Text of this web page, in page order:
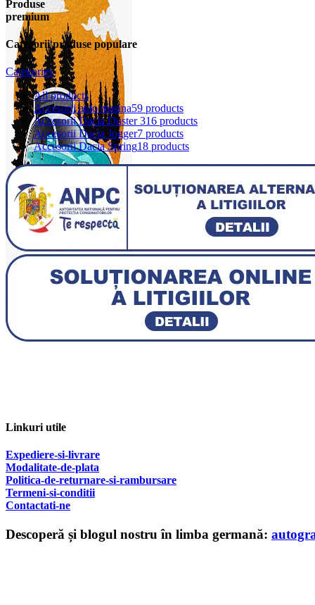
0,00lei
Produse
premium
Categorii produse populare
Categories
Allproducts
Accesorii auto masina59 products
Accesorii Dacia Duster 316 products
Accesorii Dacia Jogger7 products
Accesorii Dacia Spring18 products
Linkuri utile
Expediere-si-livrare
Modalitate-de-plata
Politica-de-returnare-si-rambursare
Termeni-si-conditii
Contactati-ne
Descoperă și blogul nostru în limba germană: